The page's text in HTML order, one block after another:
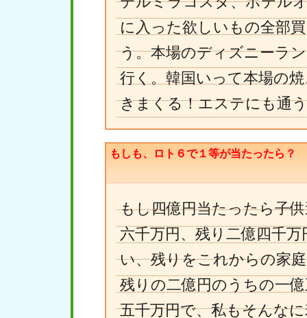
に入った欲しいもの全部
う。本場のディズニーラ
行く。韓国いって本場の
きまくる！エステにも通
もしも、ロト６で１等が当たったら？
もし四億円当たったら子
六千万円、残り二億四千
い、残りをこれからの家
残りの二億円のうちの一
五千万円で、私もそんな